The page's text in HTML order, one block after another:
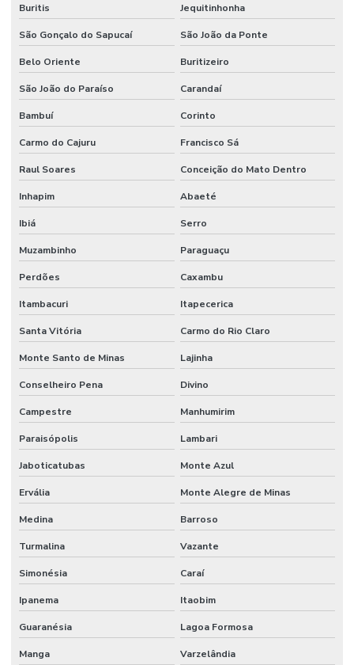
Buritis Jequitinhonha
São Gonçalo do Sapucaí São João da Ponte
Belo Oriente Buritizeiro
São João do Paraíso Carandaí
Bambuí Corinto
Carmo do Cajuru Francisco Sá
Raul Soares Conceição do Mato Dentro
Inhapim Abaeté
Ibiá Serro
Muzambinho Paraguaçu
Perdões Caxambu
Itambacuri Itapecerica
Santa Vitória Carmo do Rio Claro
Monte Santo de Minas Lajinha
Conselheiro Pena Divino
Campestre Manhumirim
Paraisópolis Lambari
Jaboticatubas Monte Azul
Ervália Monte Alegre de Minas
Medina Barroso
Turmalina Vazante
Simonésia Caraí
Ipanema Itaobim
Guaranésia Lagoa Formosa
Manga Varzelândia